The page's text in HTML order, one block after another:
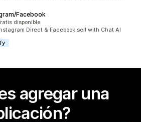
Facebook
disponible
Direct & Facebook sell with Chat AI
agregar una